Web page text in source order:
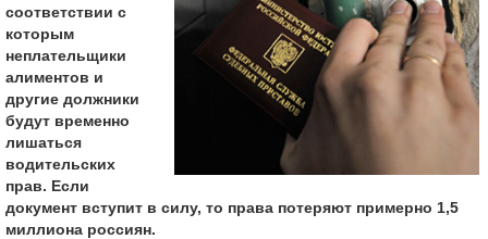
соответствии с
которым
неплательщики
алиментов и
другие должники
будут временно
лишаться
водительских
прав. Если
документ вступит в силу, то права потеряют примерно 1,5
миллиона россиян.